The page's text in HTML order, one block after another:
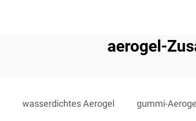
aerogel-
wasserdichtes Aerogel gummi-